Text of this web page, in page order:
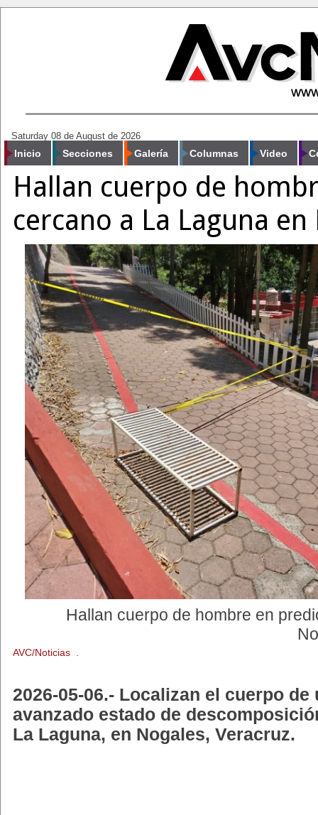
Saturday 08 de August de 2026
Inicio Secciones Galería Columnas Video
Hallan cuerpo de
cercano a La Laguna en
Hallan cuerpo de hombre en
AVC/Noticias .
2026-05-06.- Localizan el cuerpo de
avanzado estado de
La Laguna, en Nogales, Veracruz.